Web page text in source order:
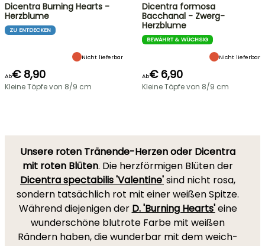
Dicentra Burning Hearts -
Herzblume
ZU ENTDECKEN
Nicht lieferbar
Ab€ 8,90
Kleine Töpfe von 8/9 cm
Dicentra formosa
Bacchanal - Zwerg-
Herzblume
BEWÄHRT & WÜCHSIG
Nicht lieferbar
Ab€ 6,90
Kleine Töpfe von 8/9 cm
Unsere roten Tränende-Herzen oder Dicentra
mit roten Blüten. Die herzförmigen Blüten der
Dicentra spectabilis 'Valentine'sind nicht rosa,
sondern tatsächlich rot mit einer weißen Spitze.
Während diejenigen der D. 'Burning Hearts'eine
wunderschöne blutrote Farbe mit weißen
Rändern haben, die wunderbar mit dem weich-